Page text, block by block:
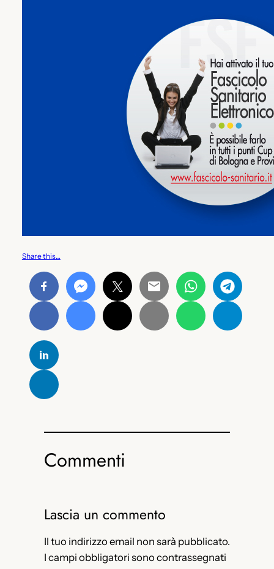
Share this…
Commenti
Lascia un commento
Il tuo indirizzo email non sarà pubblicato.
I campi obbligatori sono contrassegnati